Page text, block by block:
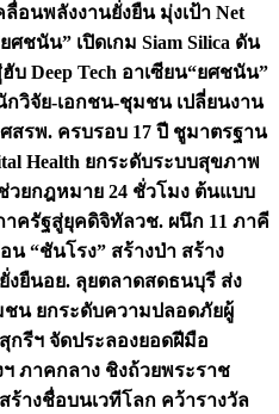
อนพลังงานยั่งยืน มุ่งเป้า Net
ศชนัน” เปิดเกม Siam Silica ดัน
Deep Tech อาเซียน“ยศชนัน”
กวิจัย-เอกชน-ชุมชน เปลี่ยนงาน
สรพ. ครบรอบ 17 ปี ชูมาตรฐาน
Health ยกระดับระบบสุขภาพ
วยกฎหมาย 24 ชั่วโมง ต้นแบบ
าครัฐสู่ยุคดิจิทัลวช. ผนึก 11 ภาคี
น “ชันโรง” สร้างป่า สร้าง
งยืนอย. ลุยตลาดสดธนบุรี ส่ง
ชน ยกระดับความปลอดภัยผู้
กรีฯ จัดประลองยอดฝีมือ
ภาคกลาง ชิงถ้วยพระราช
างชื่อบนเวทีโลก คว้ารางวัล